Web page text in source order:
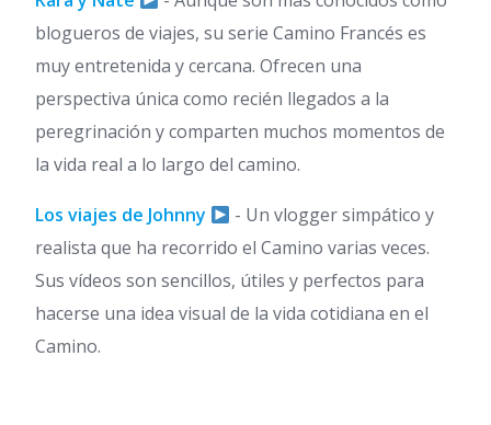
blogueros de viajes, su serie Camino Francés es
muy entretenida y cercana. Ofrecen una
perspectiva única como recién llegados a la
peregrinación y comparten muchos momentos de
la vida real a lo largo del camino.
Los viajes de Johnny
- Un vlogger simpático y
realista que ha recorrido el Camino varias veces.
Sus vídeos son sencillos, útiles y perfectos para
hacerse una idea visual de la vida cotidiana en el
Camino.